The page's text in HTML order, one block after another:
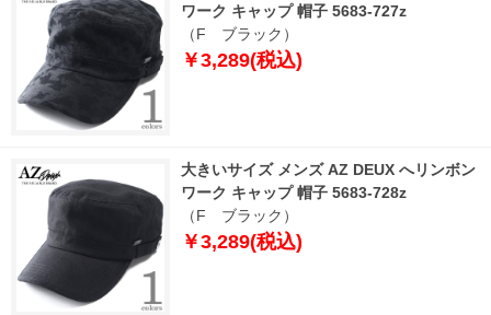
ワーク キャップ 帽子 5683-727z
（F ブラック）
￥3,289(税込)
大きいサイズ メンズ AZ DEUX へリンボン
ワーク キャップ 帽子 5683-728z
（F ブラック）
￥3,289(税込)